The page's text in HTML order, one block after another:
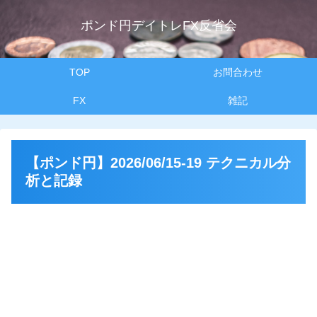
ポンド円デイトレFX反省会
TOP お問合わせ
FX 雑記
【ポンド円】2026/06/15-19 テクニカル分
析と記録